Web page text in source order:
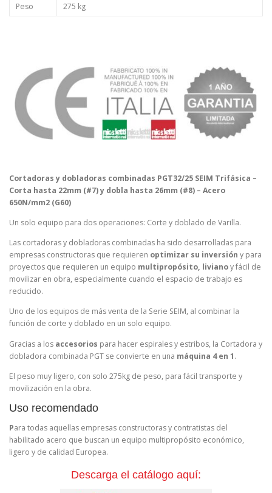
Peso 275 kg
Cortadoras y dobladoras combinadas PGT32/25 SEIM Trifásica –
Corta hasta 22mm (#7) y dobla hasta 26mm (#8) – Acero
650N/mm2 (G60)
Un solo equipo para dos operaciones: Corte y doblado de Varilla.
Las cortadoras y dobladoras combinadas ha sido desarrolladas para
empresas constructoras que requieren optimizar su inversión y para
proyectos que requieren un equipo multipropósito, livianoy fácil de
movilizar en obra, especialmente cuando el espacio de trabajo es
reducido.
Uno de los equipos de más venta de la Serie SEIM, al combinar la
función de corte y doblado en un solo equipo.
Gracias a los accesorios para hacer espirales y estribos, la Cortadora y
dobladora combinada PGT se convierte en una máquina 4 en 1.
El peso muy ligero, con solo 275kg de peso, para fácil transporte y
movilización en la obra.
Uso recomendado
Para todas aquellas empresas constructoras y contratistas del
habilitado acero que buscan un equipo multipropósito económico,
ligero y de calidad Europea.
Descarga el catálogo aquí: